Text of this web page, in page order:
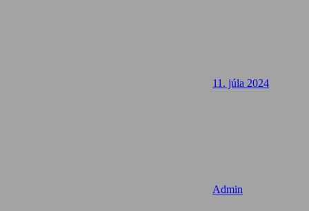
11. júla 2024
Admin